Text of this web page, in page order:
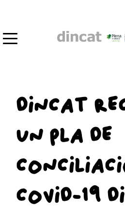
DINCAT
UN PLA DE
COVID-19